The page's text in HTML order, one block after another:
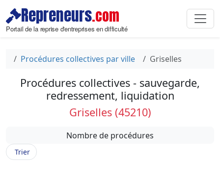
Repreneurs.com
Portail de la reprise d'entreprises en difficulté
Procédures collectives par ville Griselles
Procédures collectives - sauvegarde,
redressement, liquidation
Griselles (45210)
Nombre de procédures
Trier